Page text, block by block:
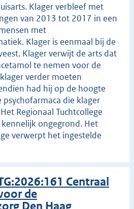
Klager verbleef met
van 2013 tot 2017 in een
met
Klager is eenmaal bij de
Klager verwijt de arts dat
te nemen voor de
verder moeten
had hij op de hoogte
die klager
Regionaal Tuchtcollege
ongegrond. Het
verwerpt het ingestelde
Centraal
de
Den Haag